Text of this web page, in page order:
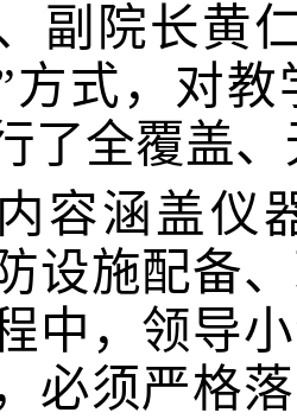
副院长黄
方式，对
了全覆盖
容涵盖仪
设施配备
中，领导
必须严格